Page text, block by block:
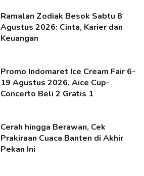
Ramalan Zodiak Besok Sabtu 8
Agustus 2026: Cinta, Karier dan
Keuangan
Promo Indomaret Ice Cream Fair 6-
19 Agustus 2026, Aice Cup-
Concerto Beli 2 Gratis 1
Cerah hingga Berawan, Cek
Prakiraan Cuaca Banten di Akhir
Pekan Ini